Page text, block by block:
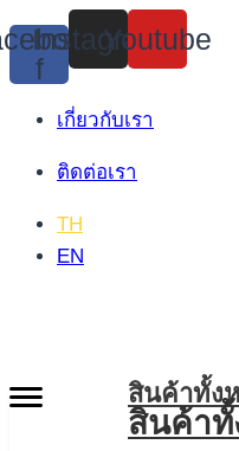
Skip
to
content
f
Instagram
Youtube
เกี่ยวกับเรา
ติดต่อเรา
TH
EN
สินค้าทั้ง
สินค้า